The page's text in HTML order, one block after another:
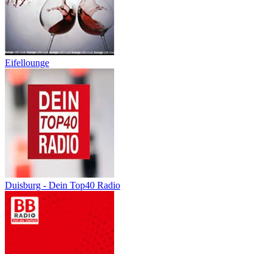
Eifellounge
Duisburg - Dein Top40 Radio